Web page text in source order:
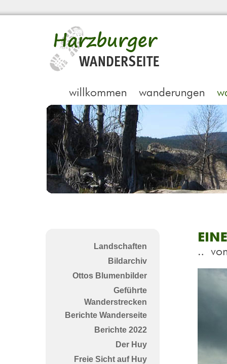
Landschaften
Bildarchiv
Ottos Blumenbilder
Geführte
Wanderstrecken
Berichte Wanderseite
Berichte 2022
Der Huy
Freie Sicht auf Huy
Eine
vom